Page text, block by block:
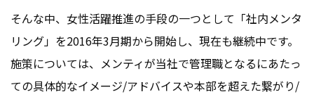
そんな中、女性活躍推進の手段の一つとして「社内メンタ
リング」を2016年3月期から開始し、現在も継続中です。
施策については、メンティが当社で管理職となるにあたっ
ての具体的なイメージ/アドバイスや本部を超えた繋がり/